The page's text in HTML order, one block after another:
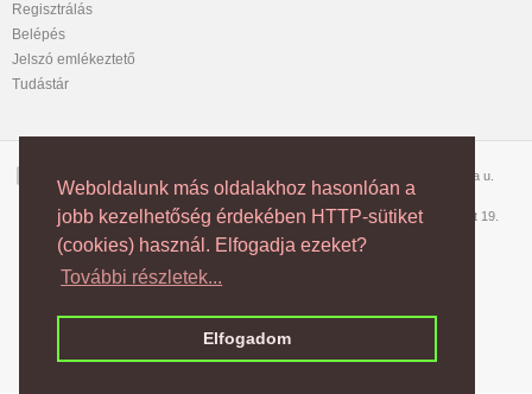
Weboldalunk más oldalakhoz hasonlóan a
jobb kezelhetőség érdekében HTTP-sütiket
(cookies) használ. Elfogadja ezeket?
További részletek...
Elfogadom
Regisztrálás
Belépés
Jelszó emlékeztető
Tudástár
1/2310-256
vagy70/70-50-200
1042 Budapest, József Attila u.
102. 3/6
6728 Szeged, Dorozsmai út 19.
Copyright © NEON Multimedia Kft.